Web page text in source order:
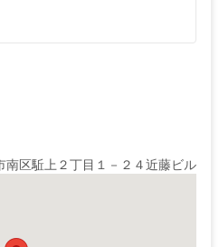
南区駈上２丁目１－２４近藤ビル